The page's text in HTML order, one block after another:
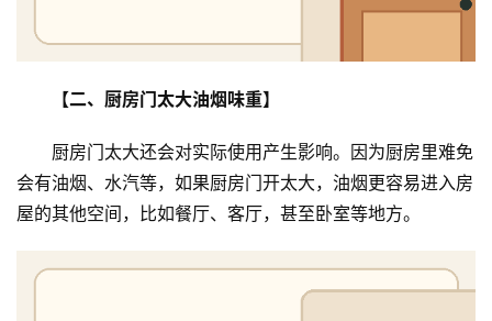
【二、厨房门太大油烟味重】
厨房门太大还会对实际使用产生影响。因为厨房里难免
会有油烟、水汽等，如果厨房门开太大，油烟更容易进入房
屋的其他空间，比如餐厅、客厅，甚至卧室等地方。